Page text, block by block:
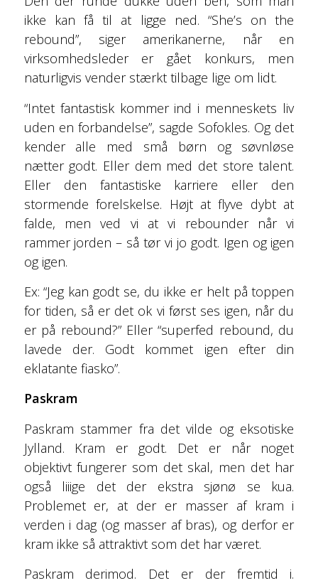
ikke kan få til at ligge ned. “She’s on the
rebound”, siger amerikanerne, når en
virksomhedsleder er gået konkurs, men
naturligvis vender stærkt tilbage lige om lidt.
“Intet fantastisk kommer ind i menneskets liv
uden en forbandelse”, sagde Sofokles. Og det
kender alle med små børn og søvnløse
nætter godt. Eller dem med det store talent.
Eller den fantastiske karriere eller den
stormende forelskelse. Højt at flyve dybt at
falde, men ved vi at vi rebounder når vi
rammer jorden – så tør vi jo godt. Igen og igen
og igen.
Ex: “Jeg kan godt se, du ikke er helt på toppen
for tiden, så er det ok vi først ses igen, når du
er på rebound?” Eller “superfed rebound, du
lavede der. Godt kommet igen efter din
eklatante fiasko”.
Paskram
Paskram stammer fra det vilde og eksotiske
Jylland. Kram er godt. Det er når noget
objektivt fungerer som det skal, men det har
også liiige det der ekstra sjønø se kua.
Problemet er, at der er masser af kram i
verden i dag (og masser af bras), og derfor er
kram ikke så attraktivt som det har været.
Paskram derimod. Det er der fremtid i.